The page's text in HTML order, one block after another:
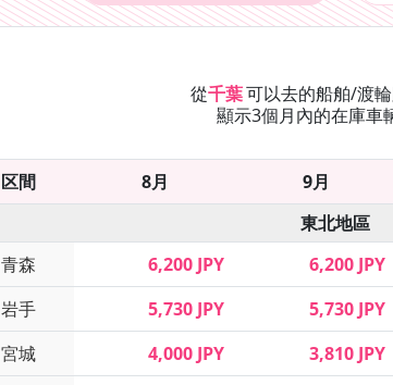
從千葉可以去的船舶/渡輪
顯示3個月內的在庫車
区間 8月 9月
東北地區
青森
6,200 JPY 6,200 JPY
岩手
5,730 JPY 5,730 JPY
宮城
4,000 JPY 3,810 JPY